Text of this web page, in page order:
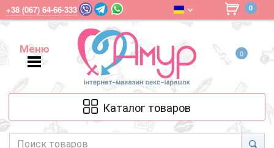
+38 (067) 64-66-333 0
Меню
Меню
0
Каталог товаров